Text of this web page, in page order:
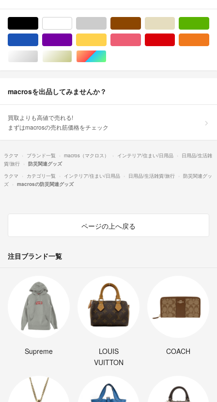
シルバー/銀色系ゴールド/金色系マルチカラー
macrosを出品してみませんか？
買取よりも高値で売れる!
まずはmacrosの売れ筋価格をチェック
ラクマ ブランド一覧 macros（マクロス） インテリア/住まい/日用品
日用品/生活雑
貨/旅行
防災関連グッズ
ラクマ
カテゴリ一覧 インテリア/住まい/日用品 日用品/生活雑貨/旅行
防災関連グッ
ズ
macrosの防災関連グッズ
ページの上へ戻る
注目ブランド一覧
Supreme
LOUIS
VUITTON
COACH